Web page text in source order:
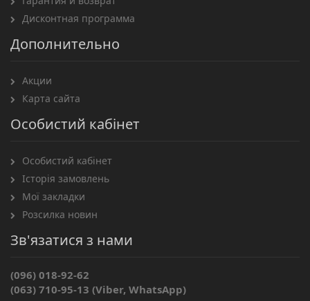
Дисконтная программа
Дополнительно
Акции
Карта сайта
Особистий кабінет
Особистий кабінет
Історія замовлень
Мої закладки
Розсилка новин
Зв'язатися з нами
(096) 018-92-62
(063) 710-95-13 (Viber, WhatsApp)